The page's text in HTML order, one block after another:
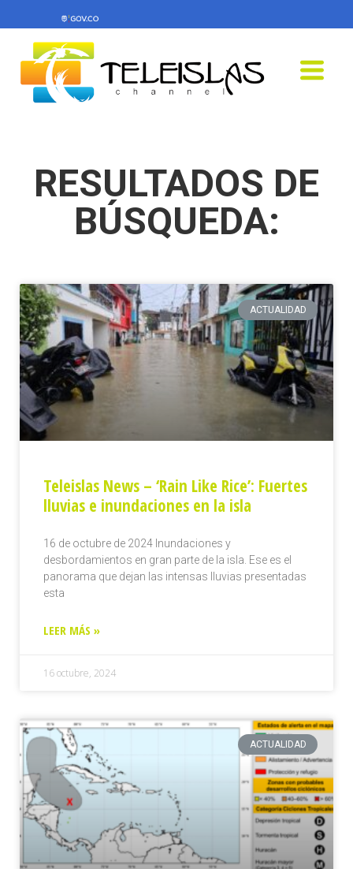
RESULTADOS DE
BÚSQUEDA:
ACTUALIDAD
Teleislas News – ‘Rain Like Rice’: Fuertes
lluvias e inundaciones en la isla
16 de octubre de 2024 Inundaciones y
desbordamientos en gran parte de la isla. Ese es el
panorama que dejan las intensas lluvias presentadas
esta
LEER MÁS »
16 octubre, 2024
ACTUALIDAD